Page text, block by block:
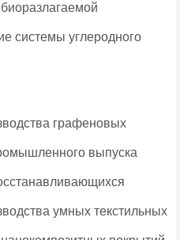
системы углеродного
графеновых
выпуска
умных текстильных